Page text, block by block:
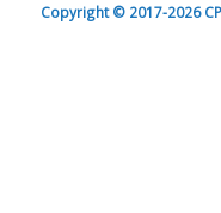
Copyright © 2017-2026